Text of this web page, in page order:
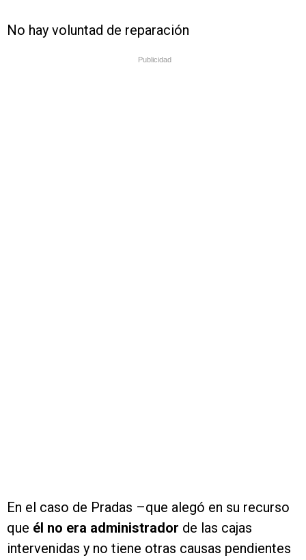
No hay voluntad de reparación
Publicidad
En el caso de Pradas –que alegó en su recurso
que él no era administrador de las cajas
intervenidas y no tiene otras causas pendientes